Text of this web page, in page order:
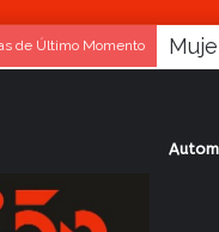
de Último Momento
/ Nacional: llegó